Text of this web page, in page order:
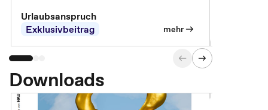
Urlaubsanspruch
Exklusivbeitrag
mehr
Downloads